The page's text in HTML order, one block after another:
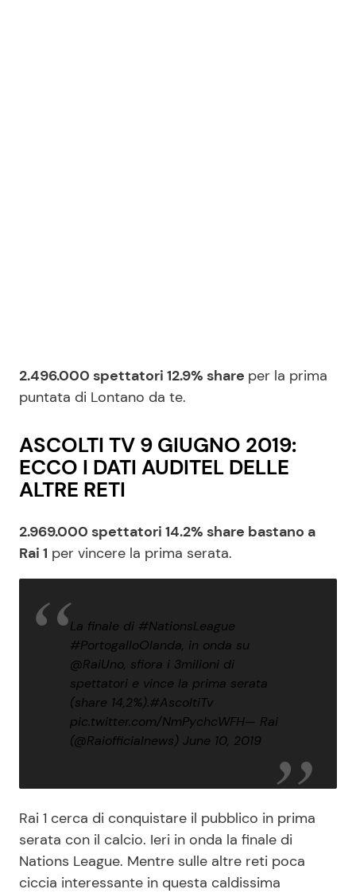
2.496.000 spettatori 12.9% share per la prima
puntata di Lontano da te.
ASCOLTI TV 9 GIUGNO 2019:
ECCO I DATI AUDITEL DELLE
ALTRE RETI
2.969.000 spettatori 14.2% share bastano a
Rai 1 per vincere la prima serata.
La finale di #NationsLeague
#PortogalloOlanda, in onda su
@RaiUno, sfiora i 3milioni di
spettatori e vince la prima serata
(share 14,2%).#AscoltiTv
pic.twitter.com/NmPychcWFH— Rai
(@Raiofficialnews) June 10, 2019
Rai 1 cerca di conquistare il pubblico in prima
serata con il calcio. Ieri in onda la finale di
Nations League. Mentre sulle altre reti poca
ciccia interessante in questa caldissima